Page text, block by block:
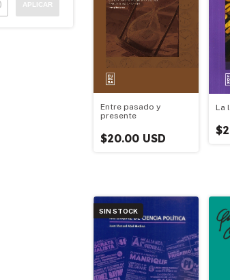
APLICAR
Entre pasado y
presente
$20.00 USD
La
SIN STOCK